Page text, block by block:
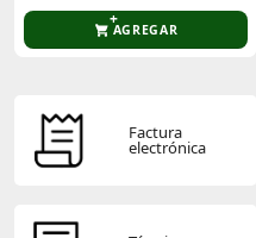
AGREGAR
Factura
electrónica